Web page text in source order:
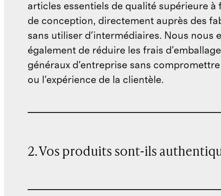
articles essentiels de qualité supérieure à
de conception, directement auprès des
sans utiliser d'intermédiaires. Nous nous
également de réduire les frais
généraux d'entreprise sans
ou l'expérience de la clientèle.
2. Vos produits sont-ils